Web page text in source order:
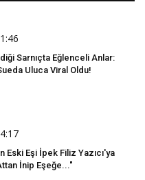
Sarnıçta Eğlenceli Anlar:
Uluca Viral Oldu!
Eski Eşi İpek Filiz Yazıcı'ya
İnip Eşeğe..."